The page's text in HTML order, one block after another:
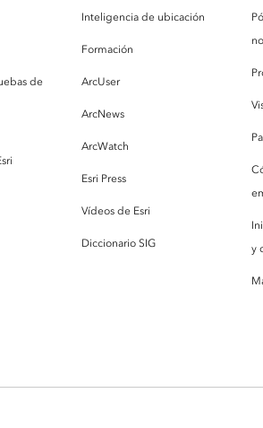
de
Inteligencia de ubicación
Formación
ArcUser
ArcNews
ArcWatch
Esri Press
Vídeos de Esri
Diccionario SIG
y